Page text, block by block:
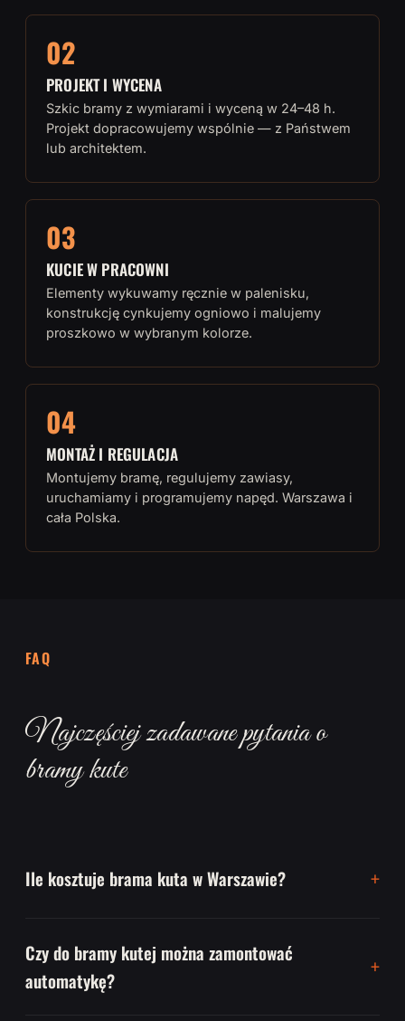
02
PROJEKT I WYCENA
Szkic bramy z wymiarami i wyceną w 24–48 h.
Projekt dopracowujemy wspólnie — z Państwem
lub architektem.
03
KUCIE W PRACOWNI
Elementy wykuwamy ręcznie w palenisku,
konstrukcję cynkujemy ogniowo i malujemy
proszkowo w wybranym kolorze.
04
MONTAŻ I REGULACJA
Montujemy bramę, regulujemy zawiasy,
uruchamiamy i programujemy napęd. Warszawa i
cała Polska.
FAQ
Najczęściej zadawane pytania o
bramy kute
Ile kosztuje brama kuta w Warszawie?
Czy do bramy kutej można zamontować
automatykę?